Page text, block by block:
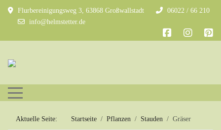
Flurbereinigungsweg 3, 63868 Großwallstadt
06022 / 66 210
info@helmstetter.de
Mobile Menu Toggle
Aktuelle Seite: Startseite Pflanzen Stauden Gräser